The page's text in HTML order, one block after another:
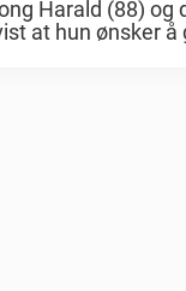
Harald (88)
at hun ønsker å